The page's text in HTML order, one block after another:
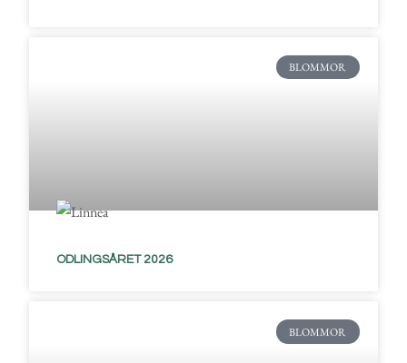
BLOMMOR
ODLINGSÅRET 2026
BLOMMOR